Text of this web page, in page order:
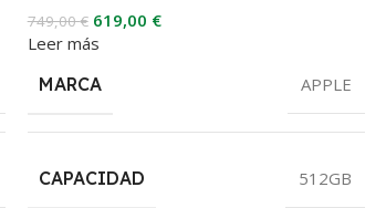
749,00€ 619,00 €
Leer más
MARCA
APPLE
CAPACIDAD 512GB